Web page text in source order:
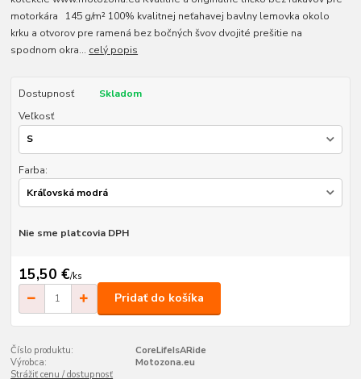
motorkára 145 g/m² 100% kvalitnej neťahavej bavlny lemovka okolo
krku a otvorov pre ramená bez bočných švov dvojité prešitie na
spodnom okra... celý popis
Dostupnosť
Skladom
Veľkosť
Farba:
Nie sme platcovia DPH
15,50 €/ks
Pridať do košíka
Číslo produktu:
CoreLifeIsARide
Výrobca:
Motozona.eu
Strážiť cenu / dostupnosť